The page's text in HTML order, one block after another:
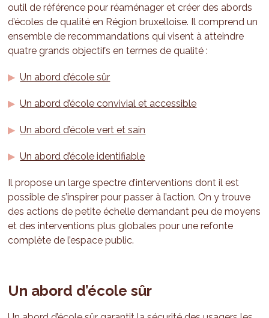
outil de référence pour réaménager et créer des abords
d’écoles de qualité en Région bruxelloise. Il comprend un
ensemble de recommandations qui visent à atteindre
quatre grands objectifs en termes de qualité :
Un abord d’école sûr
Un abord d’école convivial et accessible
Un abord d’école vert et sain
Un abord d’école identifiable
Il propose un large spectre d’interventions dont il est
possible de s’inspirer pour passer à l’action. On y trouve
des actions de petite échelle demandant peu de moyens
et des interventions plus globales pour une refonte
complète de l’espace public.
Un abord d’école sûr